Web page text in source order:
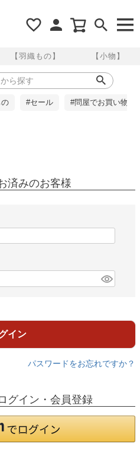
【羽織もの】 【小物】
#セール #問屋でお買い物
済みのお客様
イン
パスワードをお忘れですか？
グイン・会員登録